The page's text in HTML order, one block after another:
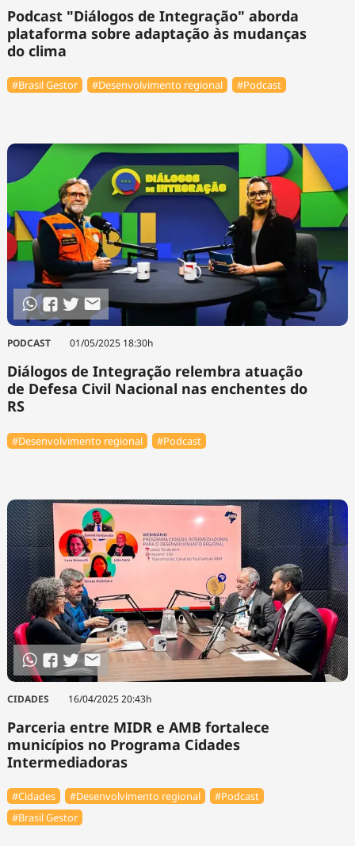
Podcast "Diálogos de Integração" aborda
plataforma sobre adaptação às mudanças
do clima
#Brasil Gestor #Desenvolvimento regional #Podcast
PODCAST 01/05/2025 18:30h
Diálogos de Integração relembra atuação
de Defesa Civil Nacional nas enchentes do
RS
#Desenvolvimento regional #Podcast
CIDADES 16/04/2025 20:43h
Parceria entre MIDR e AMB fortalece
municípios no Programa Cidades
Intermediadoras
#Cidades #Desenvolvimento regional
#Podcast
#Brasil Gestor